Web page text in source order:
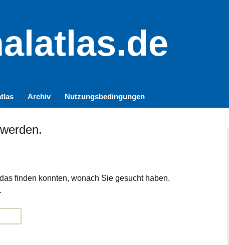
Archiv Nutzungsbedingungen
finden konnten, wonach Sie gesucht haben.